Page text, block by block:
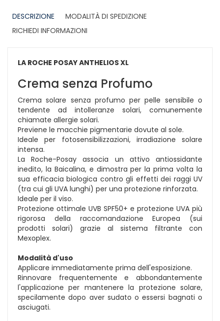
DESCRIZIONE
MODALITÀ DI SPEDIZIONE
RICHIEDI INFORMAZIONI
LA ROCHE POSAY ANTHELIOS XL
Crema senza Profumo
Crema solare senza profumo per pelle sensibile o
tendente ad intolleranze solari, comunemente
chiamate allergie solari.
Previene le macchie pigmentarie dovute al sole.
Ideale per fotosensibilizzazioni, irradiazione solare
intensa.
La Roche-Posay associa un attivo antiossidante
inedito, la Baicalina, e dimostra per la prima volta la
sua efficacia biologica contro gli effetti dei raggi UV
(tra cui gli UVA lunghi) per una protezione rinforzata.
Ideale per il viso.
Protezione ottimale UVB SPF50+ e protezione UVA più
rigorosa della raccomandazione Europea (sui
prodotti solari) grazie al sistema filtrante con
Mexoplex.
Modalità d'uso
Applicare immediatamente prima dell'esposizione.
Rinnovare frequentemente e abbondantemente
l'applicazione per mantenere la protezione solare,
specilamente dopo aver sudato o essersi bagnati o
asciugati.